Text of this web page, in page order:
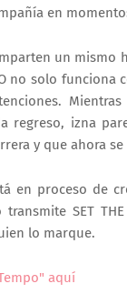
en
un mismo
no solo funciona
regreso, izna
y que ahora
en proceso de
SET
lo marque.
aquí